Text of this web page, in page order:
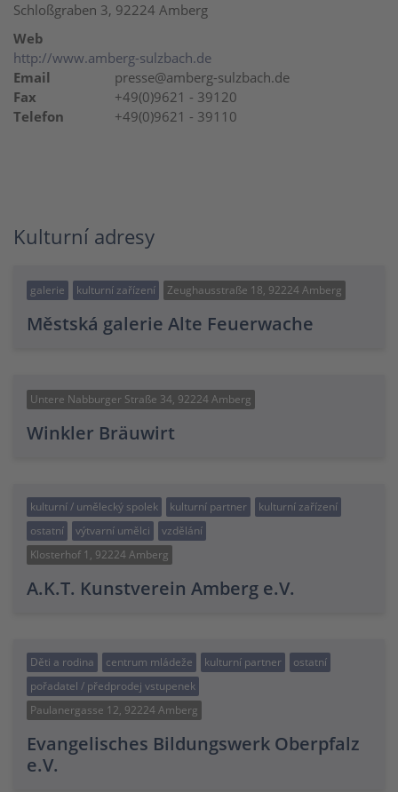
Schloßgraben 3, 92224 Amberg
Web
http://www.amberg-sulzbach.de
Email
presse@amberg-sulzbach.de
Fax
+49(0)9621 - 39120
Telefon
+49(0)9621 - 39110
Kulturní adresy
galerie kulturní zařízení Zeughausstraße 18, 92224 Amberg
Městská galerie Alte Feuerwache
Untere Nabburger Straße 34, 92224 Amberg
Winkler Bräuwirt
kulturní / umělecký spolek kulturní partner
kulturní zařízení
ostatní
výtvarní umělci
vzdělání
Klosterhof 1, 92224 Amberg
A.K.T. Kunstverein Amberg e.V.
Děti a rodina centrum mládeže kulturní partner
ostatní
pořadatel / předprodej vstupenek
Paulanergasse 12, 92224 Amberg
Evangelisches Bildungswerk Oberpfalz
e.V.